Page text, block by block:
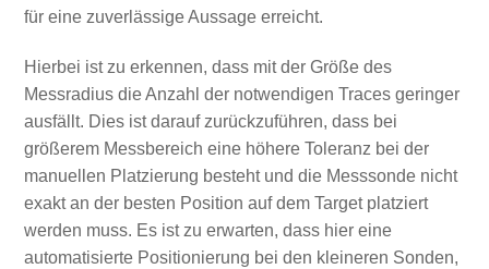
für eine zuverlässige Aussage erreicht.
Hierbei ist zu erkennen, dass mit der Größe des
Messradius die Anzahl der notwendigen Traces geringer
ausfällt. Dies ist darauf zurückzuführen, dass bei
größerem Messbereich eine höhere Toleranz bei der
manuellen Platzierung besteht und die Messsonde nicht
exakt an der besten Position auf dem Target platziert
werden muss. Es ist zu erwarten, dass hier eine
automatisierte Positionierung bei den kleineren Sonden,